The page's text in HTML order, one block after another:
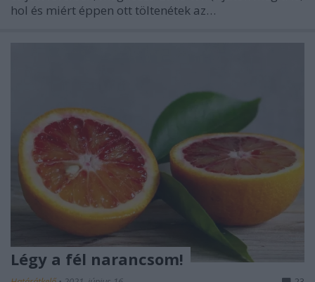
hol és miért éppen ott töltenétek az…
Légy a fél narancsom!